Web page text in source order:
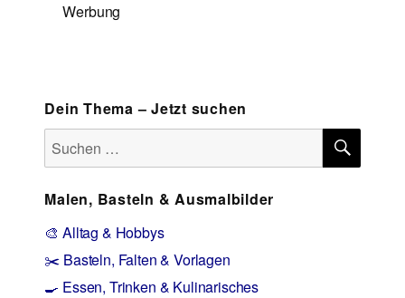
Werbung
Dein Thema – Jetzt suchen
Suchen
nach:
Malen, Basteln & Ausmalbilder
🎨 Alltag & Hobbys
✂️ Basteln, Falten & Vorlagen
🍳 Essen, Trinken & Kulinarisches